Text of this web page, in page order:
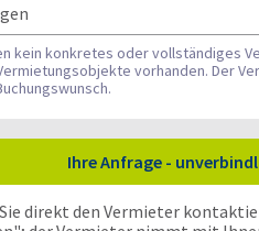
kein konkretes oder vollständiges
vorhanden. Der
Ihre Anfrage -
direkt den Vermieter